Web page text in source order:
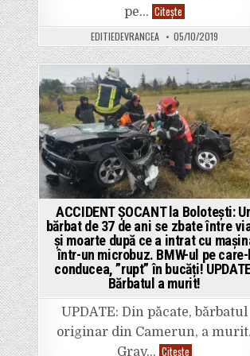
pe… CiteșteÎNFIORĂTOR:
Accident
groaznic
aproape
de
Urziceni:
10
oameni
au
murit
după
ce
un
tir
a
intrat
într-
un
microbuz
EDITIEDEVRANCEA 05/10/2019
Posted
in
ACCIDENT ȘOCANT la Bolotești:
bărbat de 37 de ani se zbate între
și moarte după ce a intrat cu
într-un microbuz. BMW-ul pe care-l
conducea, ”rupt” în bucăți!
Bărbatul a murit!
UPDATE: Din păcate, bărbatul
originar din Camerun, a murit.
Grav… CiteșteACCIDENT